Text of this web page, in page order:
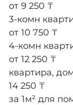
от 9 250 ₸
3-комн
от 10 750 ₸
4-комн
от 12 250 ₸
квартира,
14 250 ₸
за 1м² для